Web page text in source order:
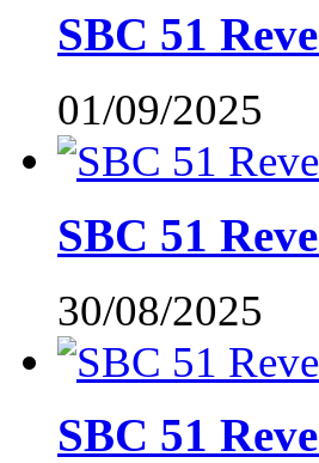
SBC 51
01/09/2025
SBC 51
30/08/2025
SBC 51